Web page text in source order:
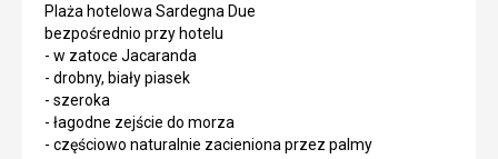
Plaża hotelowa Sardegna Due
bezpośrednio przy hotelu
- w zatoce Jacaranda
- drobny, biały piasek
- szeroka
- łagodne zejście do morza
- częściowo naturalnie zacieniona przez palmy